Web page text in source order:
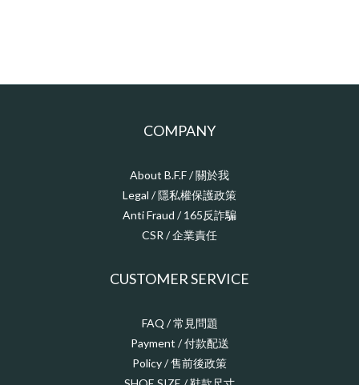
COMPANY
About B.F.F / 關於我
Legal / 隱私權保護政策
Anti Fraud / 165反詐騙
CSR / 企業責任
CUSTOMER SERVICE
FAQ / 常見問題
Payment / 付款配送
Policy / 售前後政策